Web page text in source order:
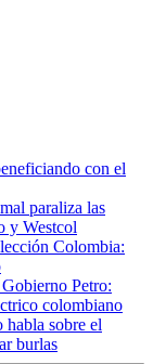
con el
paraliza las
y Westcol
Colombia:
Petro:
colombiano
habla sobre el
burlas